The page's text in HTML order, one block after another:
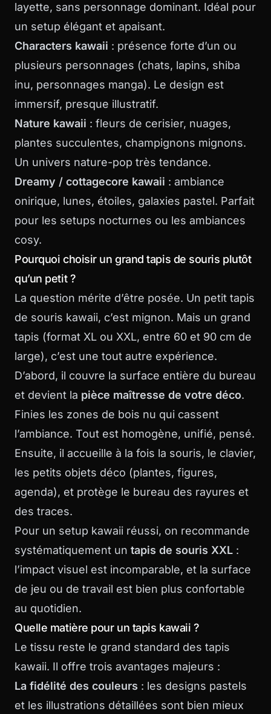
layette, sans personnage dominant. Idéal pour
un setup élégant et apaisant.
Characters kawaii : présence forte d’un ou
plusieurs personnages (chats, lapins, shiba
inu, personnages manga). Le design est
immersif, presque illustratif.
Nature kawaii : fleurs de cerisier, nuages,
plantes succulentes, champignons mignons.
Un univers nature-pop très tendance.
Dreamy / cottagecore kawaii : ambiance
onirique, lunes, étoiles, galaxies pastel. Parfait
pour les setups nocturnes ou les ambiances
cosy.
Pourquoi choisir un grand tapis de souris plutôt
qu’un petit ?
La question mérite d’être posée. Un petit tapis
de souris kawaii, c’est mignon. Mais un grand
tapis (format XL ou XXL, entre 60 et 90 cm de
large), c’est une tout autre expérience.
D’abord, il couvre la surface entière du bureau
et devient la pièce maîtresse de votre déco.
Finies les zones de bois nu qui cassent
l’ambiance. Tout est homogène, unifié, pensé.
Ensuite, il accueille à la fois la souris, le clavier,
les petits objets déco (plantes, figures,
agenda), et protège le bureau des rayures et
des traces.
Pour un setup kawaii réussi, on recommande
systématiquement un tapis de souris XXL :
l’impact visuel est incomparable, et la surface
de jeu ou de travail est bien plus confortable
au quotidien.
Quelle matière pour un tapis kawaii ?
Le tissu reste le grand standard des tapis
kawaii. Il offre trois avantages majeurs :
La fidélité des couleurs : les designs pastels
et les illustrations détaillées sont bien mieux